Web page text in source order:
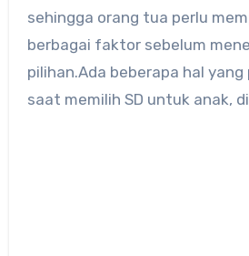
sehingga orang tua perlu
berbagai faktor sebelum
pilihan.Ada beberapa hal
saat memilih SD untuk anak,